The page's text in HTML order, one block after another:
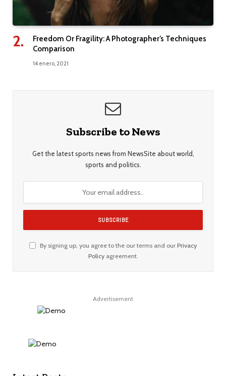
Freedom Or Fragility: A Photographer’s Techniques
Comparison
14 enero, 2021
Subscribe to News
Get the latest sports news from NewsSite about world,
sports and politics.
By signing up, you agree to the our terms and our Privacy
Policyagreement.
Advertisement